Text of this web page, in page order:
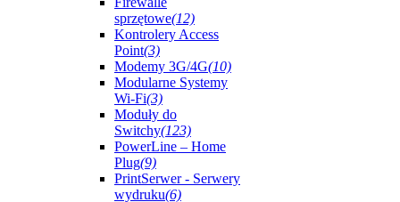
sprzętowe(12)
Kontrolery Access
Point(3)
Modemy 3G/4G(10)
Modularne Systemy
Wi-Fi(3)
Moduły do
Switchy(123)
PowerLine – Home
Plug(9)
PrintSerwer - Serwery
wydruku(6)